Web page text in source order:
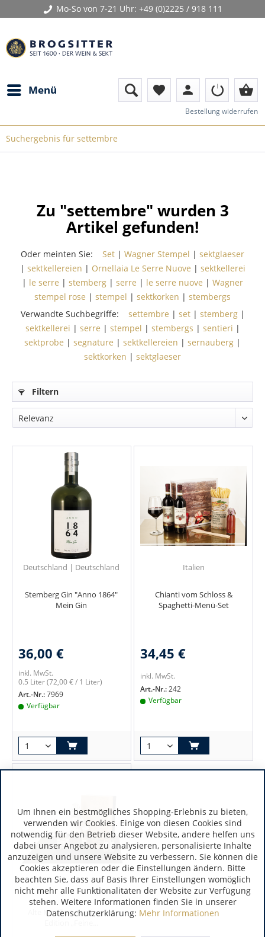
Mo-So von 7-21 Uhr: +49 (0)2225 / 918 111
Menü favorite person shopping_basket
Bestellung widerrufen
Suchergebnis für settembre
Zu "settembre" wurden 3
Artikel gefunden!
Oder meinten Sie: Set | Wagner Stempel | sektglaeser
| sektkellereien | Ornellaia Le Serre Nuove | sektkellerei
| le serre | stemberg | serre | le serre nuove | Wagner
stempel rose | stempel | sektkorken | stembergs
Verwandte Suchbegriffe:
settembre | set| stemberg|
sektkellerei | serre | stempel | stembergs | sentieri |
sektprobe | segnature | sektkellereien | sernauberg |
sektkorken | sektglaeser
Filtern
Deutschland | Deutschland
Stemberg Gin "Anno 1864"
Mein Gin
36,00 €
inkl. MwSt.
0.5 Liter(72,00 € / 1 Liter)
Art.-Nr.:7969
Verfügbar
Italien
Chianti vom Schloss &
Spaghetti-Menü-Set
34,45 €
inkl. MwSt.
Art.-Nr.:242
Verfügbar
Alte Marille & Tasting-Set
Um Ihnen ein bestmögliches Shopping-Erlebnis zu bieten,
verwenden wir Cookies. Einige von diesen Cookies sind
notwendig für den Betrieb dieser Website, andere helfen uns
dabei unser Angebot zu analysieren, personalisierte Inhalte
anzuzeigen und unsere Website zu verbessern. Sie können die
Cookies akzeptieren oder die Einstellungen ändern. Bitte
beachten Sie, dass auf Basis Ihrer Einstellungen womöglich
nicht mehr alle Funktionalitäten der Website zur Verfügung
stehen. Weitere Informationen finden Sie in unserer
Datenschutzerklärung: Mehr Informationen